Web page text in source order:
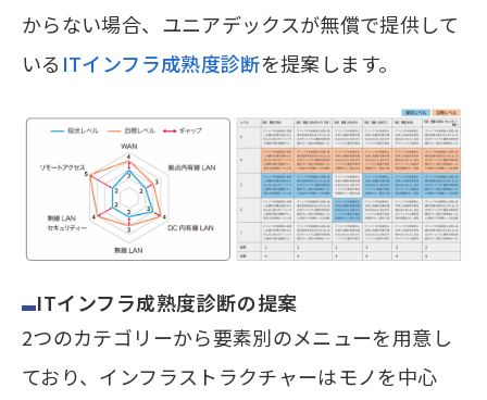
からない場合、ユニアデックスが無償で提供して
いる ITインフラ成熟度診断を提案します。
ITインフラ成熟度診断の提案
2つのカテゴリーから要素別のメニューを用意し
ており、インフラストラクチャーはモノを中心